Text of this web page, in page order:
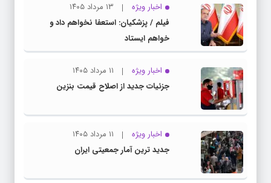
اخبار ویژه
۱۳ مرداد ۱۴۰۵
فیلم / پزشکیان: استعفا نخواهم داد و
خواهم ایستاد
اخبار ویژه
۱۱ مرداد ۱۴۰۵
جزئیات جدید از اصلاح قیمت بنزین
اخبار ویژه
۱۱ مرداد ۱۴۰۵
جدید ترین آمار جمعیتی ایران